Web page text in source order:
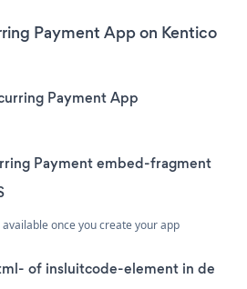
Payment App on Kentico
Payment App
Payment embed-fragment
once you create your app
of insluitcode-element in de